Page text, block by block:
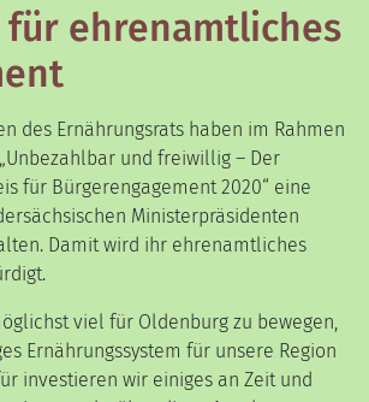
für ehrenamtliches
des Ernährungsrats haben im Rahmen
und freiwillig – Der
für Bürgerengagement 2020“ eine
Ministerpräsidenten
Damit wird ihr ehrenamtliches
viel für Oldenburg zu bewegen,
Ernährungssystem für unsere Region
investieren wir einiges an Zeit und